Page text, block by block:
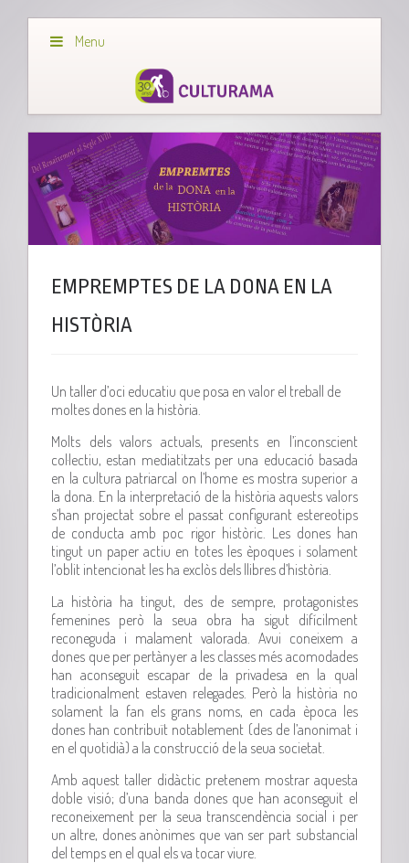
Menu
EMPREMPTES DE LA DONA EN LA
HISTÒRIA
Un taller d’oci educatiu que posa en valor el treball de
moltes dones en la història.
Molts dels valors actuals, presents en l’inconscient
col·lectiu, estan mediatitzats per una educació basada
en la cultura patriarcal on l’home es mostra superior a
la dona. En la interpretació de la història aquests valors
s’han projectat sobre el passat configurant estereotips
de conducta amb poc rigor històric. Les dones han
tingut un paper actiu en totes les èpoques i solament
l’oblit intencionat les ha exclòs dels llibres d’història.
La història ha tingut, des de sempre, protagonistes
femenines però la seua obra ha sigut difícilment
reconeguda i malament valorada. Avui coneixem a
dones que per pertànyer a les classes més acomodades
han aconseguit escapar de la privadesa en la qual
tradicionalment estaven relegades. Però la història no
solament la fan els grans noms, en cada època les
dones han contribuït notablement (des de l’anonimat i
en el quotidià) a la construcció de la seua societat.
Amb aquest taller didàctic pretenem mostrar aquesta
doble visió; d’una banda dones que han aconseguit el
reconeixement per la seua transcendència social i per
un altre, dones anònimes que van ser part substancial
del temps en el qual els va tocar viure.